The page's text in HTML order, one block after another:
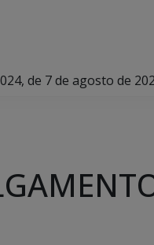
de 7 de agosto de